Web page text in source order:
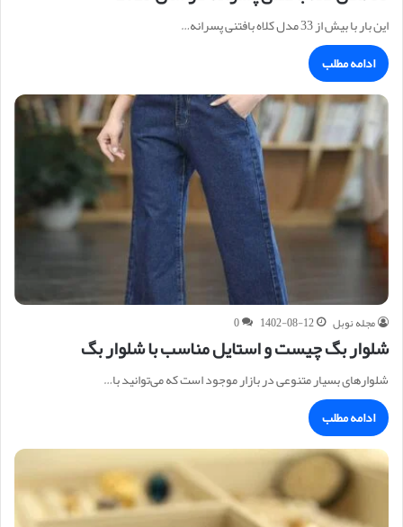
این بار با بیش از 33 مدل کلاه بافتنی پسرانه…
ادامه مطلب
مجله نوبل 1402-08-12
0
شلوار بگ چیست و استایل مناسب با شلوار بگ
شلوارهای بسیار متنوعی در بازار موجود است که می‌توانید با…
ادامه مطلب